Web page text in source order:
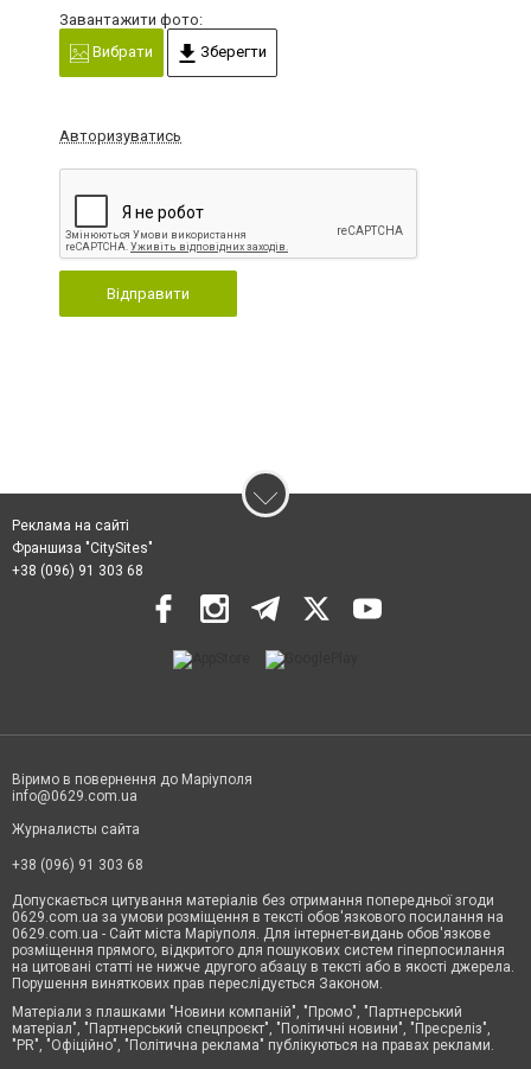
Завантажити фото:
Вибрати
Зберегти
Авторизуватись
Відправити
Реклама на сайті
Франшиза "CitySites"
+38 (096) 91 303 68
Віримо в повернення до Маріуполя
info@0629.com.ua
Журналисты сайта
+38 (096) 91 303 68
Допускається цитування матеріалів без отримання попередньої згоди
0629.com.ua за умови розміщення в тексті обов'язкового посилання на
0629.com.ua - Сайт міста Маріуполя. Для інтернет-видань обов'язкове
розміщення прямого, відкритого для пошукових систем гіперпосилання
на цитовані статті не нижче другого абзацу в тексті або в якості джерела.
Порушення виняткових прав переслідується Законом.
Матеріали з плашками "Новини компаній", "Промо", "Партнерський
матеріал", "Партнерський спецпроєкт", "Політичні новини", "Пресреліз",
"PR", "Офіційно", "Політична реклама" публікуються на правах реклами.